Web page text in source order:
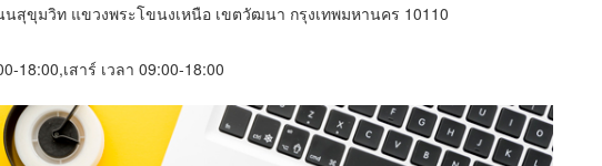
สุขุมวิท แขวงพระโขนงเหนือ เขตวัฒนา กรุงเทพมหานคร 10110
18:00,เสาร์ เวลา 09:00-18:00